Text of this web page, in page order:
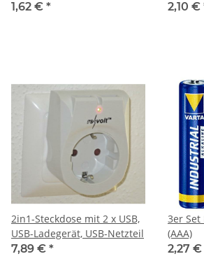
Batterien
1,62 € * 2,10 €
2in1-Steckdose mit 2 x USB,
USB-Ladegerät, USB-Netzteil
7,89 € *
3er
(AAA)
2,27 €